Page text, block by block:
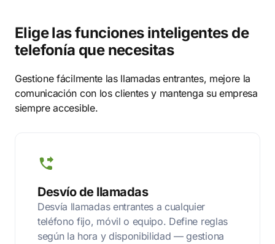
Elige las funciones inteligentes de
telefonía que necesitas
Gestione fácilmente las llamadas entrantes, mejore la
comunicación con los clientes y mantenga su empresa
siempre accesible.
Desvío de llamadas
Desvía llamadas entrantes a cualquier
teléfono fijo, móvil o equipo. Define reglas
según la hora y disponibilidad — gestiona